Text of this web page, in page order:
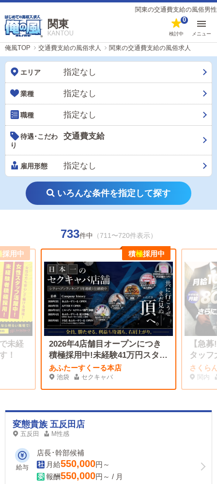
関東の交通費支給の風俗男性求人
関東
KANTOU 検討中
0
メニュー
俺風TOP 交通費支給の風俗求人 関東の交通費支給の風俗求人
エリア 指定なし
業種 指定なし
職種 指定なし
待遇･こだわ
り
交通費支給
雇用形態 指定なし
いろんな条件を指定して探す
733件中 （711〜720件表示）
未経
！
採用中
2026年4店舗目オープンにつき
積極採用中!未経験41万円スター
ト！
あふたーすくーる本店
池袋 セクキャバ
積極採用中
【急
タッフ
さくら
関内
変態貴族 五反田店
五反田 M性感
給与
店長･幹部候補
月給550,000円～
報酬550,000円～ / 月